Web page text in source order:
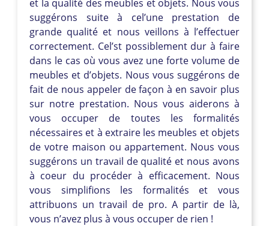
et la qualité des meubles et objets. Nous vous
suggérons suite à cel’une prestation de
grande qualité et nous veillons à l’effectuer
correctement. Cel’st possiblement dur à faire
dans le cas où vous avez une forte volume de
meubles et d’objets. Nous vous suggérons de
fait de nous appeler de façon à en savoir plus
sur notre prestation. Nous vous aiderons à
vous occuper de toutes les formalités
nécessaires et à extraire les meubles et objets
de votre maison ou appartement. Nous vous
suggérons un travail de qualité et nous avons
à coeur du procéder à efficacement. Nous
vous simplifions les formalités et vous
attribuons un travail de pro. A partir de là,
vous n’avez plus à vous occuper de rien !